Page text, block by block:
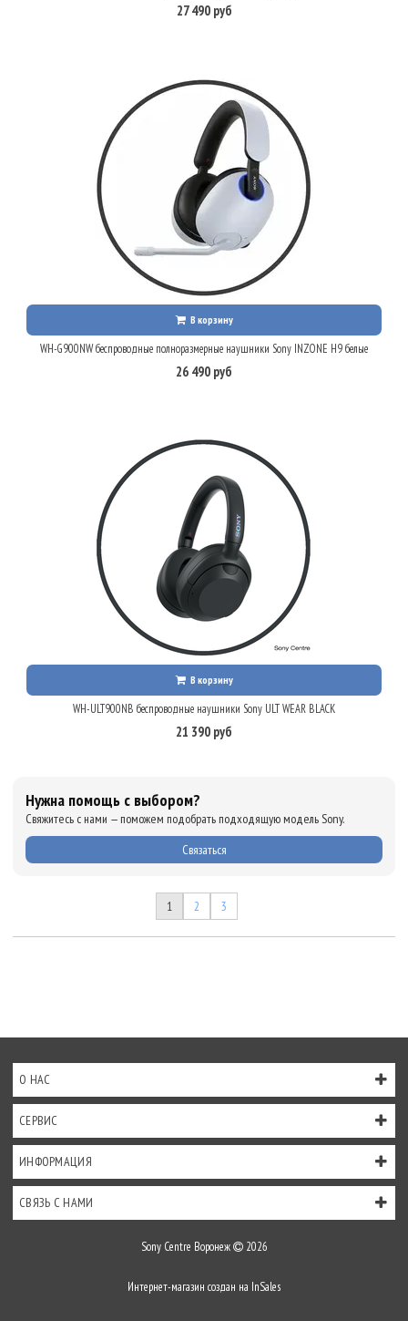
27 490 руб
В корзину
WH-G900NW беспроводные полноразмерные наушники Sony INZONE H9 белые
26 490 руб
В корзину
WH-ULT900NB беспроводные наушники Sony ULT WEAR BLACK
21 390 руб
Нужна помощь с выбором?
Свяжитесь с нами — поможем подобрать подходящую модель Sony.
Связаться
1 2 3
О НАС
СЕРВИС
ИНФОРМАЦИЯ
СВЯЗЬ С НАМИ
Sony Centre Воронеж 2026
Интернет-магазин создан на InSales